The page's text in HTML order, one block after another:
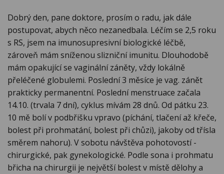
Dobrý den, pane doktore, prosím o radu, jak dále
postupovat, abych něco nezanedbala. Léčím se 2,5 roku
s RS, jsem na imunosupresivní biologické léčbě,
zároveň mám sníženou slizniční imunitu. Dlouhodobě
mám opakující se vaginální záněty, vždy lokálně
přeléčené globulemi. Poslední 3 měsíce je vag. zánět
prakticky permanentní. Poslední menstruace začala
14.10. (trvala 7 dní), cyklus mívám 28 dnů. Od pátku 23.
10 mě bolí v podbřišku vpravo (píchání, tlačení až křeče,
bolest při prohmatání, bolest při chůzi), jakoby od třísla
směrem nahoru). V sobotu návštěva pohotovostí -
chirurgické, pak gynekologické. Podle sona i prohmatu
břicha na chirurgii je největší bolest v místě dělohy a